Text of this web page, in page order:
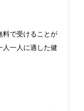
料で受けることが
人一人に適した健